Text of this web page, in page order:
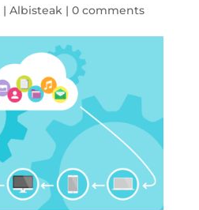
| Albisteak| 0 comments